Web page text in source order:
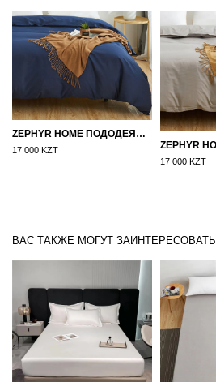
ZEPHYR HOME ПОДОДЕЯЛЬНИК САТИН 160×210 СИНИЙ
17 000 KZT
17 000 KZT
ВАС ТАКЖЕ МОГУТ ЗАИНТЕРЕСОВАТЬ